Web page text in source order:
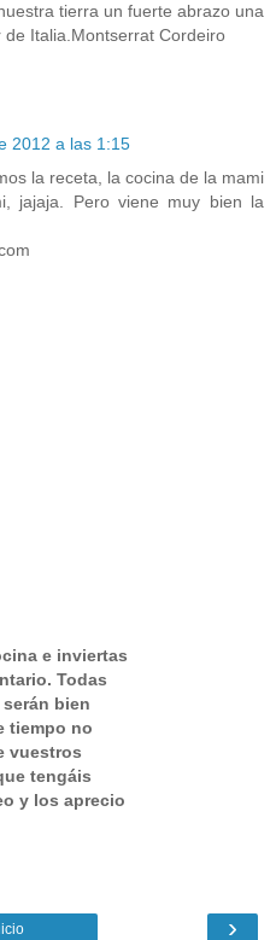
tierra un fuerte abrazo una
Italia.Montserrat Cordeiro
2012 a las 1:15
la receta, la cocina de la mami
jajaja. Pero viene muy bien la
e inviertas
Todas
bien
tiempo no
vuestros
tengáis
y los aprecio
›